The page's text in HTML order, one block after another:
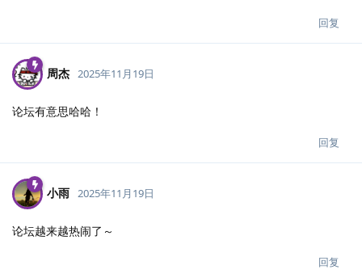
回复
周杰 2025年11月19日
论坛有意思哈哈！
回复
小雨 2025年11月19日
论坛越来越热闹了～
回复